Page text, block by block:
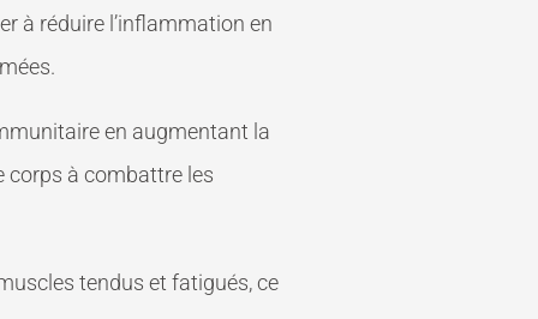
à réduire l’inflammation en
en augmentant la
corps à combattre les
tendus et fatigués, ce